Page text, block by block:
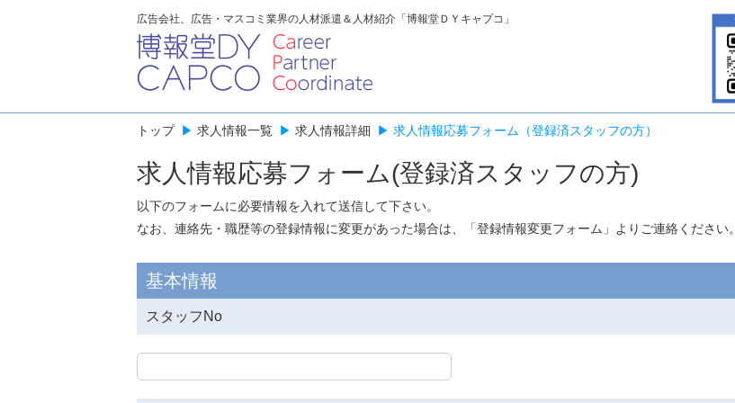
広告会社、広告・マスコミ業界の人材派遣＆人材紹介「博報堂ＤＹキャプコ」
トップ ▶ 求人情報一覧 ▶ 求人情報詳細 ▶ 求人情報応募フォーム（登録済スタッフの方）
求人情報応募フォーム(登録済スタッフの方)
以下のフォームに必要情報を入れて送信して下さい。
なお、連絡先・職歴等の登録情報に変更があった場合は、「登録情報変更フォーム 」よりご連絡ください。
基本情報
スタッフNo